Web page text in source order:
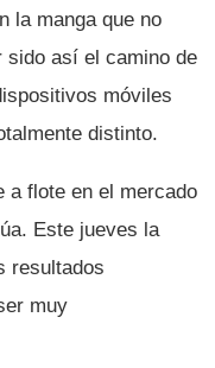
la manga que no
sido así­ el camino de
móviles
distinto.
a flote en el mercado
Este jueves la
resultados
muy